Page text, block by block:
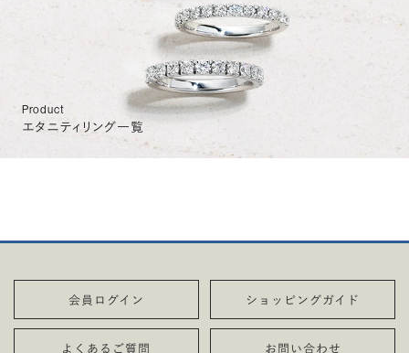
Product
エタニティリング一覧
会員ログイン ショッピングガイド
よくあるご質問 お問い合わせ